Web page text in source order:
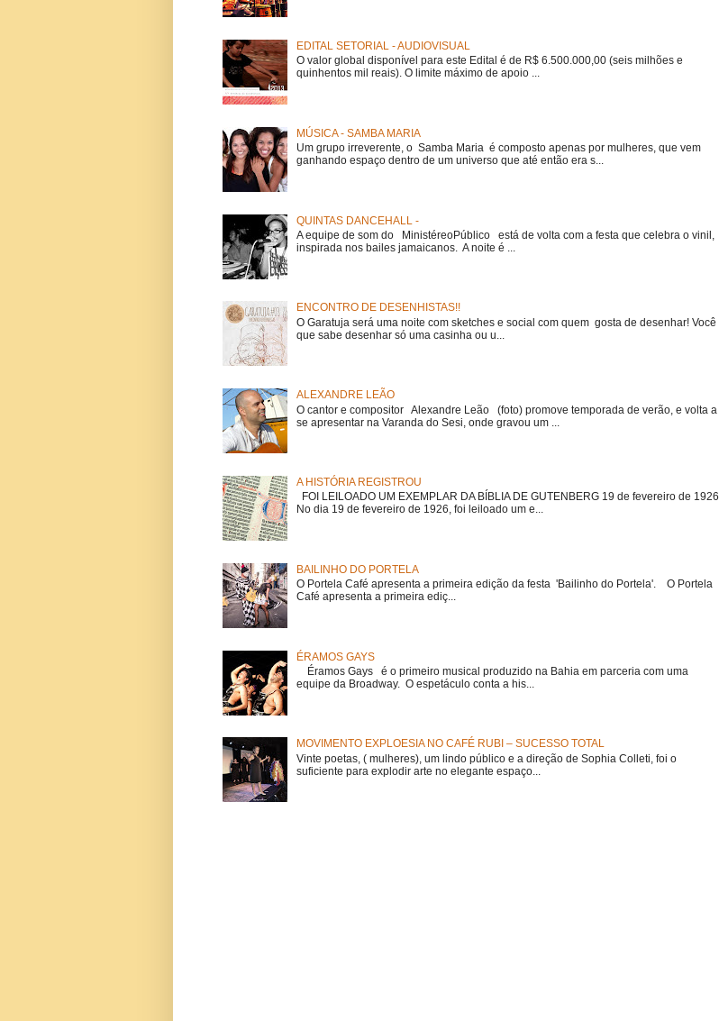
EDITAL SETORIAL - AUDIOVISUAL
O valor global disponível para este Edital é de R$ 6.500.000,00 (seis milhões e
quinhentos mil reais). O limite máximo de apoio ...
MÚSICA - SAMBA MARIA
Um grupo irreverente, o Samba Maria é composto apenas por mulheres, que vem
ganhando espaço dentro de um universo que até então era s...
QUINTAS DANCEHALL -
A equipe de som do MinistéreoPúblico está de volta com a festa que celebra o vinil,
inspirada nos bailes jamaicanos. A noite é ...
ENCONTRO DE DESENHISTAS!!
O Garatuja será uma noite com sketches e social com quem gosta de desenhar! Você
que sabe desenhar só uma casinha ou u...
ALEXANDRE LEÃO
O cantor e compositor Alexandre Leão (foto) promove temporada de verão, e volta a
se apresentar na Varanda do Sesi, onde gravou um ...
A HISTÓRIA REGISTROU
FOI LEILOADO UM EXEMPLAR DA BÍBLIA DE GUTENBERG 19 de fevereiro de 1926
No dia 19 de fevereiro de 1926, foi leiloado um e...
BAILINHO DO PORTELA
O Portela Café apresenta a primeira edição da festa 'Bailinho do Portela'. O Portela
Café apresenta a primeira ediç...
ÉRAMOS GAYS
Éramos Gays é o primeiro musical produzido na Bahia em parceria com uma
equipe da Broadway. O espetáculo conta a his...
MOVIMENTO EXPLOESIA NO CAFÉ RUBI – SUCESSO TOTAL
Vinte poetas, ( mulheres), um lindo público e a direção de Sophia Colleti, foi o
suficiente para explodir arte no elegante espaço...